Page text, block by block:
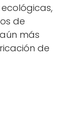
de
más
de